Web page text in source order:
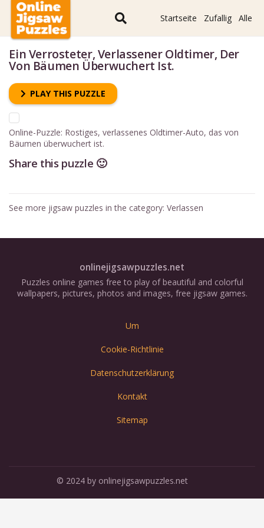
Startseite Zufallig Alle
Ein Verrosteter, Verlassener Oldtimer, Der
Von Bäumen Überwuchert Ist.
PLAY THIS PUZZLE
Online-Puzzle: Rostiges, verlassenes Oldtimer-Auto, das von
Bäumen überwuchert ist.
Share this puzzle 🙂
See more jigsaw puzzles in the category:Verlassen
onlinejigsawpuzzles.net
Puzzles online games free to play of beautiful and colorful
wallpapers, pictures, photos and images, free jigsaw games.
Um
Cookie-Richtlinie
Datenschutzerklärung
Kontakt
Sitemap
© 2024 by onlinejigsawpuzzles.net